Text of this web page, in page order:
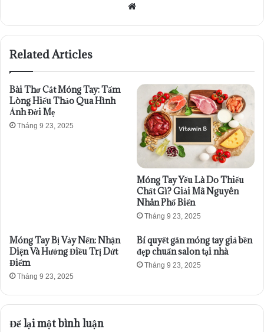
Website
Related Articles
Bài Thơ Cắt Móng Tay: Tấm
Lòng Hiếu Thảo Qua Hình
Ảnh Đời Mẹ
Tháng 9 23, 2025
Móng Tay Yếu Là Do Thiếu
Chất Gì? Giải Mã Nguyên
Nhân Phổ Biến
Tháng 9 23, 2025
Móng Tay Bị Vảy Nến: Nhận
Diện Và Hướng Điều Trị Dứt
Điểm
Tháng 9 23, 2025
Bí quyết gắn móng tay giả bền
đẹp chuẩn salon tại nhà
Tháng 9 23, 2025
Để lại một bình luận